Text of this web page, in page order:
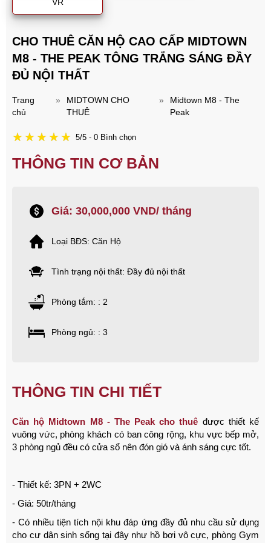
VR
CHO THUÊ CĂN HỘ CAO CẤP MIDTOWN
M8 - THE PEAK TÔNG TRẮNG SÁNG ĐẦY
ĐỦ NỘI THẤT
Trang
chủ
»
MIDTOWN CHO
THUÊ
»
Midtown M8 - The
Peak
5/5 - 0 Bình chọn
THÔNG TIN CƠ BẢN
Giá: 30,000,000 VND/ tháng
Loại BĐS: Căn Hộ
Tình trạng nội thất: Đầy đủ nội thất
Phòng tắm: : 2
Phòng ngủ: : 3
THÔNG TIN CHI TIẾT
Căn hộ Midtown M8 - The Peak cho thuê được thiết kế
vuông vức, phòng khách có ban công rộng, khu vực bếp mở,
3 phòng ngủ đều có cửa sổ nên đón gió và ánh sáng cực tốt.
- Thiết kế: 3PN + 2WC
- Giá: 50tr/tháng
- Có nhiều tiện tích nội khu đáp ứng đầy đủ nhu cầu sử dụng
cho cư dân sinh sống tại đây như hồ bơi vô cực, phòng Gym